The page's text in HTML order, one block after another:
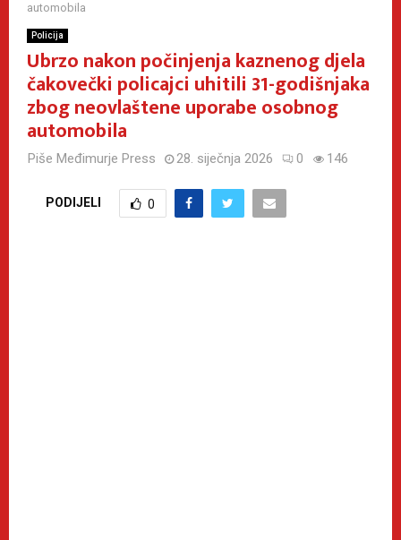
automobila
Policija
Ubrzo nakon počinjenja kaznenog djela
čakovečki policajci uhitili 31-godišnjaka
zbog neovlaštene uporabe osobnog
automobila
Piše Međimurje Press 28. siječnja 2026 0 146
PODIJELI 0